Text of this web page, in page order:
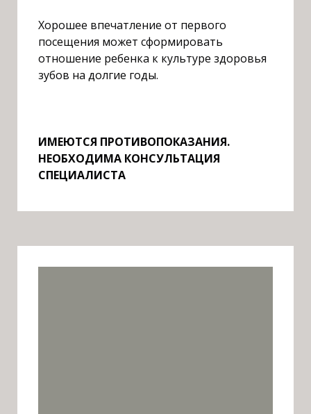
Хорошее впечатление от первого
посещения может сформировать
отношение ребенка к культуре здоровья
зубов на долгие годы.
ИМЕЮТСЯ ПРОТИВОПОКАЗАНИЯ.
НЕОБХОДИМА КОНСУЛЬТАЦИЯ
СПЕЦИАЛИСТА